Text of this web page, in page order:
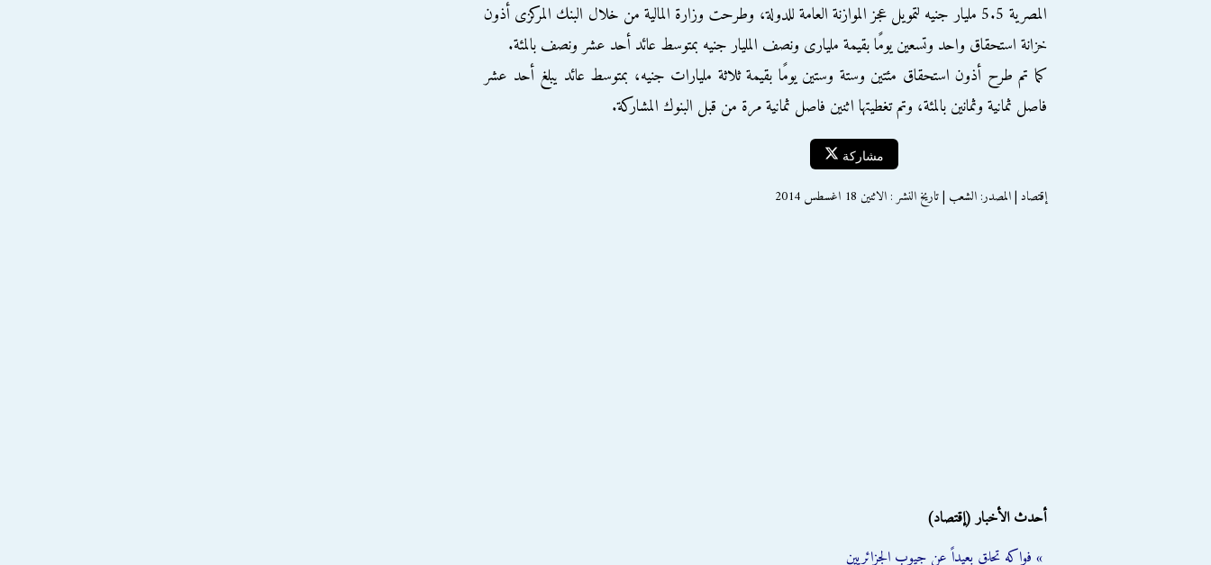
المصرية 5.5 مليار جنيه لتمويل عجز الموازنة العامة للدولة، وطرحت وزارة المالية من خلال البنك المركزى أذون
خزانة استحقاق واحد وتسعين يومًا بقيمة مليارى ونصف المليار جنيه بمتوسط عائد أحد عشر ونصف بالمئة.
كما تم طرح أذون استحقاق مئتين وستة وستين يومًا بقيمة ثلاثة مليارات جنيه، بمتوسط عائد يبلغ أحد عشر
فاصل ثمانية وثمانين بالمئة، وتم تغطيتها اثنين فاصل ثمانية مرة من قبل البنوك المشاركة.
مشاركة
إقتصاد | المصدر: الشعب | تاريخ النشر : الاثنين 18 اغسطس 2014
أحدث الأخبار (إقتصاد)
» فواكه تحلق بعيداً عن جيوب الجزائريين